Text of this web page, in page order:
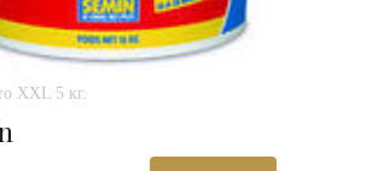
XXL 5 кг.